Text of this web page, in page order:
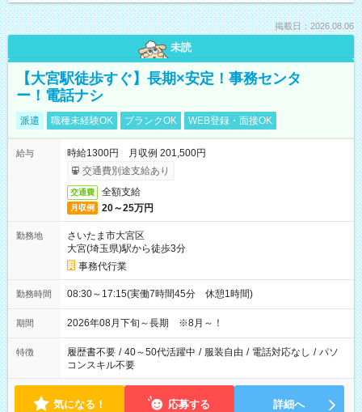
掲載日：2026.08.06
未読
【大宮駅徒歩すぐ】長期×安定！事務センタ
ー！電話ナシ
派遣 職種未経験OK ブランクOK WEB登録・面接OK
給与
時給1300円 月収例 201,500円
交通費別途支給あり
交通費 全額支給
月収例 20～25万円
勤務地
さいたま市大宮区
大宮(埼玉県)駅から徒歩3分
事務代行業
勤務時間 08:30～17:15(実働7時間45分 休憩1時間)
期間 2026年08月下旬～長期 ※8月～！
特徴 履歴書不要 / 40～50代活躍中 / 服装自由 / 電話対応なし / パソ
コンスキル不要
気になる！ 応募する 詳細へ